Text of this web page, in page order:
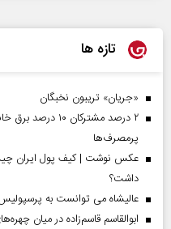
تازه ها
«جریان» تریبون نخبگان
۲ درصد
پرمصرف‌ها
عکس نوشت | کیف پول ایران
داشت؟
عالیشاه می توانست به
ابوالقاسم قاسم‌زاده در میان